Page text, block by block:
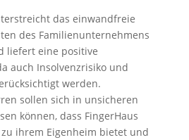
das einwandfreie
des Familienunternehmens
liefert eine positive
auch Insolvenzrisiko und
werden.
sollen sich in unsicheren
können, dass FingerHaus
ihrem Eigenheim bietet und